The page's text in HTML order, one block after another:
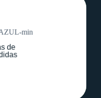
de
prácticas para
y proteger la